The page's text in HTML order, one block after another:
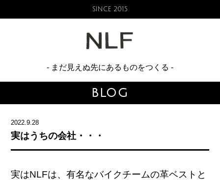
SINCE 2015
- まだ見えぬ先にあるものをつくる -
BLOG
2022.9.28
実はうちの会社・・・
実はNLFは、有名なバイクチームの革ベストと